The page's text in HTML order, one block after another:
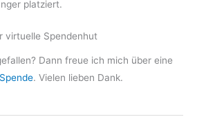
platziert.
virtuelle Spendenhut
Dann freue ich mich über eine
Spende. Vielen lieben Dank.